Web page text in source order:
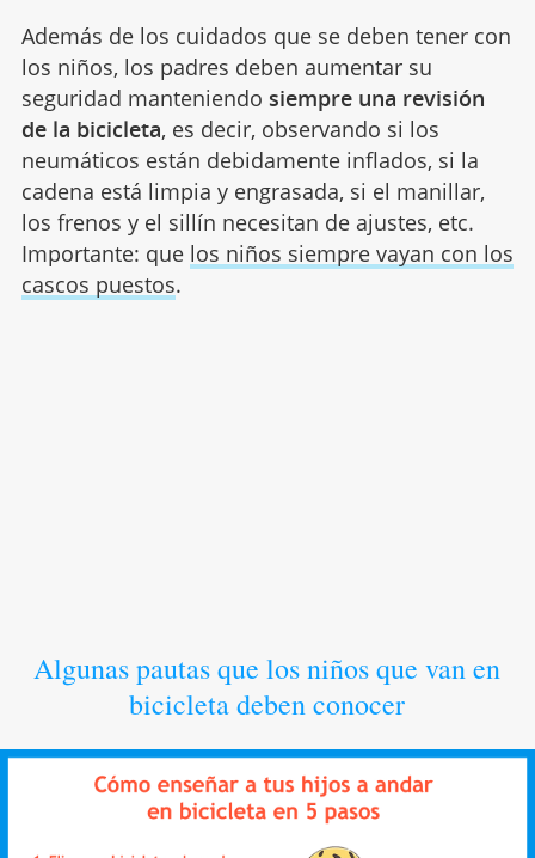
Además de los cuidados que se deben tener con
los niños, los padres deben aumentar su
seguridad manteniendo siempre una revisión
de la bicicleta, es decir, observando si los
neumáticos están debidamente inflados, si la
cadena está limpia y engrasada, si el manillar,
los frenos y el sillín necesitan de ajustes, etc.
Importante: que los niños siempre vayan con los
cascos puestos.
Algunas pautas que los niños que van en
bicicleta deben conocer